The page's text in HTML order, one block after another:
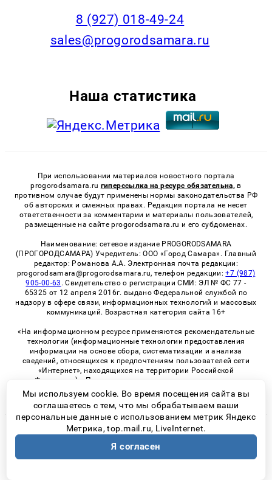
8 (927) 018-49-24
sales@progorodsamara.ru
Наша статистика
При использовании материалов новостного портала
progorodsamara.ru гиперссылка на ресурс обязательна, в
противном случае будут применены нормы законодательства РФ
об авторских и смежных правах. Редакция портала не несет
ответственности за комментарии и материалы пользователей,
размещенные на сайте progorodsamara.ru и его субдоменах.
Наименование: сетевое издание PROGORODSAMARA
(ПРОГОРОДСАМАРА) Учредитель: ООО «Город Самара». Главный
редактор: Романова А.А. Электронная почта редакции:
progorodsamara@progorodsamara.ru, телефон редакции:+7 (987)
905-00-63 . Свидетельство о регистрации СМИ: ЭЛ № ФС 77 -
65325 от 12 апреля 2016г. выдано Федеральной службой по
надзору в сфере связи, информационных технологий и массовых
коммуникаций. Возрастная категория сайта 16+
«На информационном ресурсе применяются рекомендательные
технологии (информационные технологии предоставления
информации на основе сбора, систематизации и анализа
сведений, относящихся к предпочтениям пользователей сети
«Интернет», находящихся на территории Российской
Федерации)». Правила применения рекомендательных
технологий в виджетах рекламно-обменной сети
«СМИ2» (PDF)
© 2026 «ProGorodSamara» | Все права защищены
Возрастная категория сайта 16+
Политика конфиденциальности
Мы используем cookie. Во время посещения сайта вы
соглашаетесь с тем, что мы обрабатываем ваши
персональные данные с использованием метрик Яндекс
Метрика, top.mail.ru, LiveInternet.
Я согласен